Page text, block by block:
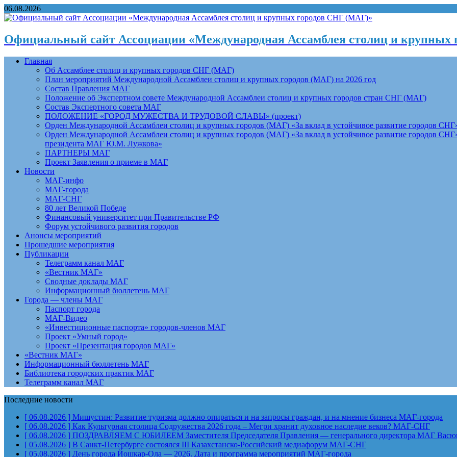
06.08.2026
Официальный сайт Ассоциации «Международная Ассамблея столиц и
Главная
Об Ассамблее столиц и крупных городов СНГ (МАГ)
План мероприятий Международной Ассамблеи столиц и крупных городов (МАГ) на 2026 год
Состав Правления МАГ
Положение об Экспертном совете Международной Ассамблеи столиц и крупных городов стран СНГ (МАГ)
Состав Экспертного совета МАГ
ПОЛОЖЕНИЕ «ГОРОД МУЖЕСТВА И ТРУДОВОЙ СЛАВЫ» (проект)
Орден Международной Ассамблеи столиц и крупных городов (МАГ) «За вклад в устойчивое развитие городов
Орден Международной Ассамблеи столиц и крупных городов (МАГ) «За вклад в устойчивое развитие городов
президента МАГ Ю.М. Лужкова»
ПАРТНЕРЫ МАГ
Проект Заявления о приеме в МАГ
Новости
МАГ-инфо
МАГ-города
МАГ-СНГ
80 лет Великой Победе
Финансовый университет при Правительстве РФ
Форум устойчивого развития городов
Анонсы мероприятий
Прошедшие мероприятия
Публикации
Телеграмм канал МАГ
«Вестник МАГ»
Сводные доклады МАГ
Информационный бюллетень МАГ
Города — члены МАГ
Паспорт города
МАГ-Видео
«Инвестиционные паспорта» городов-членов МАГ
Проект «Умный город»
Проект «Презентация городов МАГ»
«Вестник МАГ»
Информационный бюллетень МАГ
Библиотека городских практик МАГ
Телеграмм канал МАГ
Последние новости
[ 06.08.2026 ] Мишустин: Развитие туризма должно опираться и на запросы граждан, и на мнение бизнеса МАГ-города
[ 06.08.2026 ] Как Культурная столица Содружества 2026 года – Мегри хранит духовное наследие веков? МАГ-СНГ
[ 06.08.2026 ] ПОЗДРАВЛЯЕМ С ЮБИЛЕЕМ Заместителя Председателя Правления — генерального директора МАГ
[ 05.08.2026 ] В Санкт-Петербурге состоялся III Казахстанско-Российский медиафорум МАГ-СНГ
[ 05.08.2026 ] День города Йошкар-Ола — 2026. Дата и программа мероприятий МАГ-города